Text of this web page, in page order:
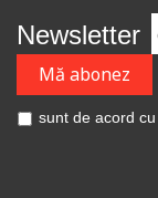
Newsletter
sunt de acord cu